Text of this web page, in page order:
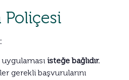
Poliçesi
isteğe bağlıdır.
gerekli başvurularını